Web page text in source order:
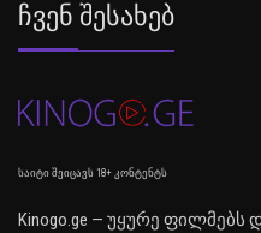
Ჩვენ Შესახებ
საიტი შეიცავს 18+ კონტენტს
Kinogo.ge — უყურე